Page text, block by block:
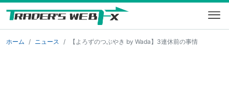
ホーム ニュース 【よろずのつぶやき by Wada】3連休前の事情